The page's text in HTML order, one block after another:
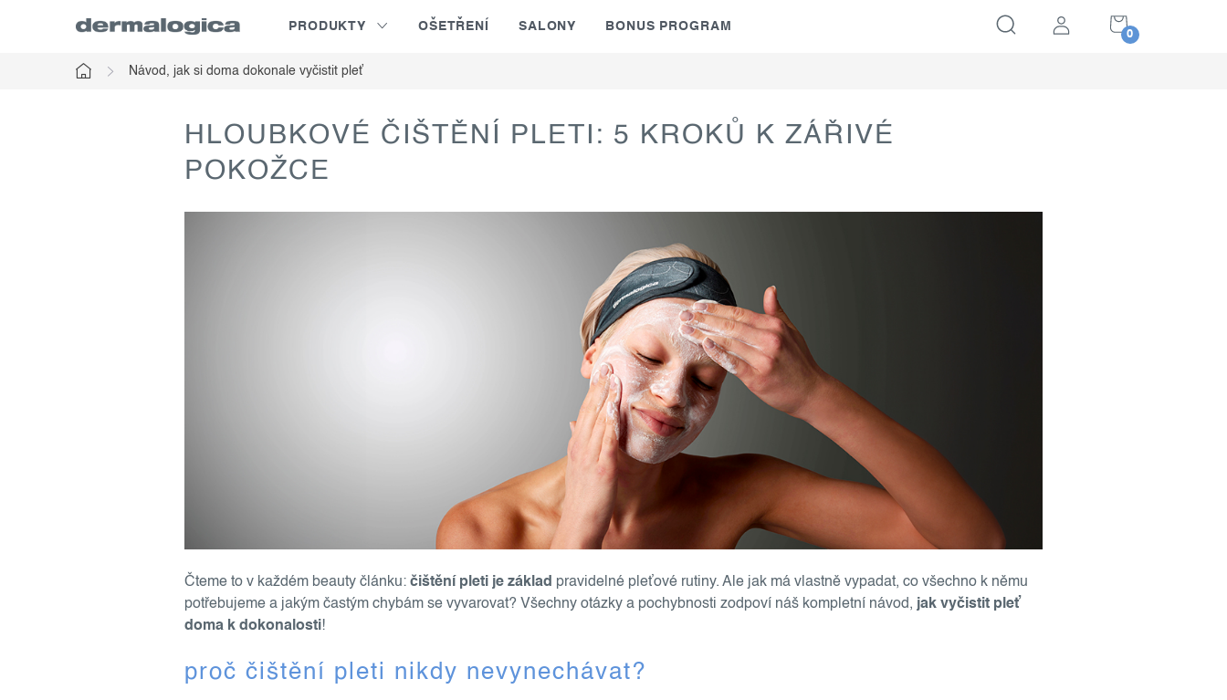
NÁKUPNÍ
KOŠÍK
PRODUKTY OŠETŘENÍ SALONY BONUS PROGRAM
Návod, jak si doma dokonale vyčistit pleť
HLOUBKOVÉ ČIŠTĚNÍ PLETI: 5 KROKŮ K ZÁŘIVÉ
POKOŽCE
Čteme to v každém beauty článku: čištění pleti je základ pravidelné pleťové rutiny. Ale jak má vlastně vypadat, co všechno k němu
potřebujeme a jakým častým chybám se vyvarovat? Všechny otázky a pochybnosti zodpoví náš kompletní návod, jak vyčistit pleť
doma k dokonalosti!
proč čištění pleti nikdy nevynechávat?